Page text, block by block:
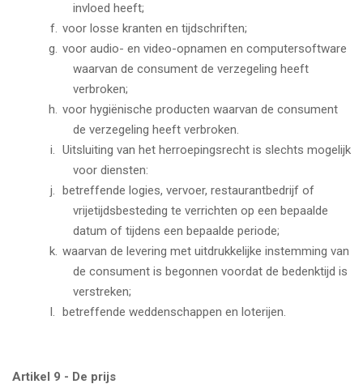
invloed heeft;
voor losse kranten en tijdschriften;
voor audio- en video-opnamen en computersoftware
waarvan de consument de verzegeling heeft
verbroken;
voor hygiënische producten waarvan de consument
de verzegeling heeft verbroken.
Uitsluiting van het herroepingsrecht is slechts mogelijk
voor diensten:
betreffende logies, vervoer, restaurantbedrijf of
vrijetijdsbesteding te verrichten op een bepaalde
datum of tijdens een bepaalde periode;
waarvan de levering met uitdrukkelijke instemming van
de consument is begonnen voordat de bedenktijd is
verstreken;
betreffende weddenschappen en loterijen.
Artikel 9 - De prijs